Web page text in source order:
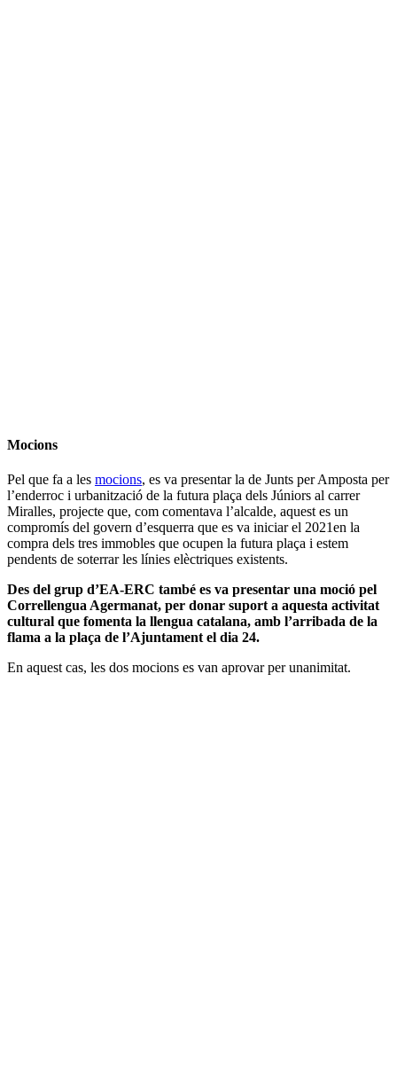
Mocions
Pel que fa a les mocions, es va presentar la de Junts per Amposta per
l’enderroc i urbanització de la futura plaça dels Júniors al carrer
Miralles, projecte que, com comentava l’alcalde, aquest es un
compromís del govern d’esquerra que es va iniciar el 2021en la
compra dels tres immobles que ocupen la futura plaça i estem
pendents de soterrar les línies elèctriques existents.
Des del grup d’EA-ERC també es va presentar una moció pel
Correllengua Agermanat, per donar suport a aquesta activitat
cultural que fomenta la llengua catalana, amb l’arribada de la
flama a la plaça de l’Ajuntament el dia 24.
En aquest cas, les dos mocions es van aprovar per unanimitat.